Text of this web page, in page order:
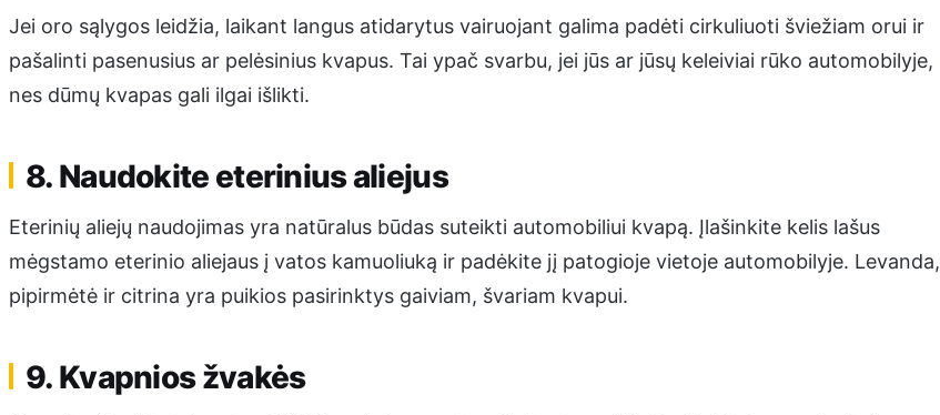
Jei oro sąlygos leidžia, laikant langus atidarytus vairuojant galima padėti cirkuliuoti šviežiam orui ir
pašalinti pasenusius ar pelėsinius kvapus. Tai ypač svarbu, jei jūs ar jūsų keleiviai rūko automobilyje,
nes dūmų kvapas gali ilgai išlikti.
8. Naudokite eterinius aliejus
Eterinių aliejų naudojimas yra natūralus būdas suteikti automobiliui kvapą. Įlašinkite kelis lašus
mėgstamo eterinio aliejaus į vatos kamuoliuką ir padėkite jį patogioje vietoje automobilyje. Levanda,
pipirmėtė ir citrina yra puikios pasirinktys gaiviam, švariam kvapui.
9. Kvapnios žvakės